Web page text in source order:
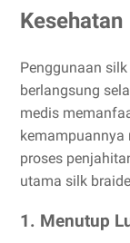
Kesehatan
Penggunaan
berlangsung
medis
kemampuannya
proses
utama silk
1. Menutup